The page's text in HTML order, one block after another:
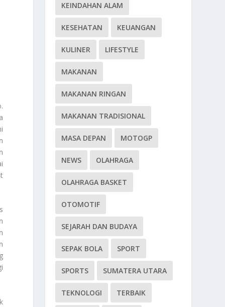
KEINDAHAN ALAM
KESEHATAN KEUANGAN
KULINER LIFESTYLE
MAKANAN
MAKANAN RINGAN
MAKANAN TRADISIONAL
MASA DEPAN MOTOGP
NEWS OLAHRAGA
OLAHRAGA BASKET
OTOMOTIF
SEJARAH DAN BUDAYA
SEPAK BOLA SPORT
SPORTS SUMATERA UTARA
TEKNOLOGI TERBAIK